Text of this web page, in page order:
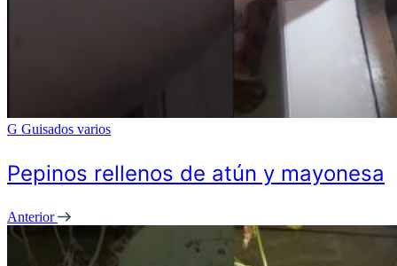
G Guisados varios
Pepinos rellenos de atún y mayonesa
Anterior